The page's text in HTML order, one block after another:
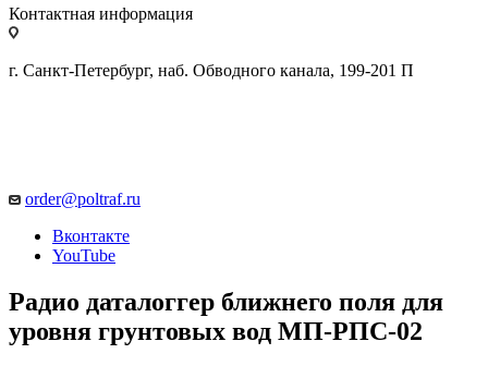
Контактная информация
г. Санкт-Петербург, наб. Обводного канала, 199-201 П
order@poltraf.ru
Вконтакте
YouTube
Радио даталоггер ближнего поля для
уровня грунтовых вод МП-РПС-02